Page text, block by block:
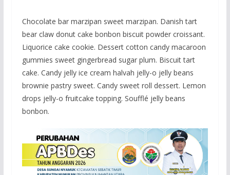
Chocolate bar marzipan sweet marzipan. Danish tart
bear claw donut cake bonbon biscuit powder croissant.
Liquorice cake cookie. Dessert cotton candy macaroon
gummies sweet gingerbread sugar plum. Biscuit tart
cake. Candy jelly ice cream halvah jelly-o jelly beans
brownie pastry sweet. Candy sweet roll dessert. Lemon
drops jelly-o fruitcake topping. Soufflé jelly beans
bonbon.